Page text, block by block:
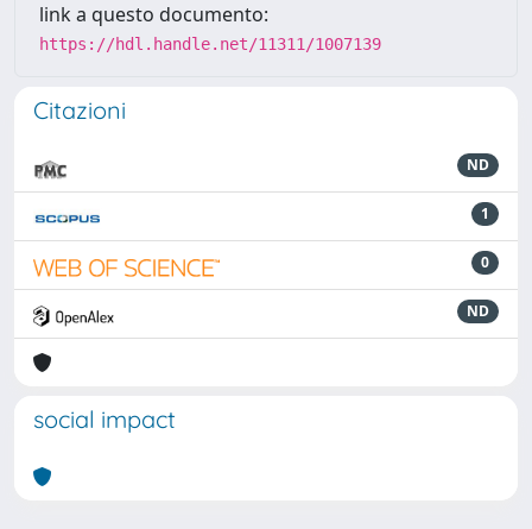
link a questo documento:
https://hdl.handle.net/11311/1007139
Citazioni
ND
1
0
ND
social impact